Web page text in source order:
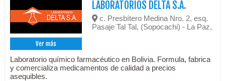
Ver más
LABORATORIOS DELTA S.A.
c. Presbítero Medina Nro. 2, esq.
Pasaje Tal Tal, (Sopocachi) - La Paz,
Laboratorio químico farmacéutico en Bolivia. Formula, fabrica
y comercializa medicamentos de calidad a precios
asequibles.